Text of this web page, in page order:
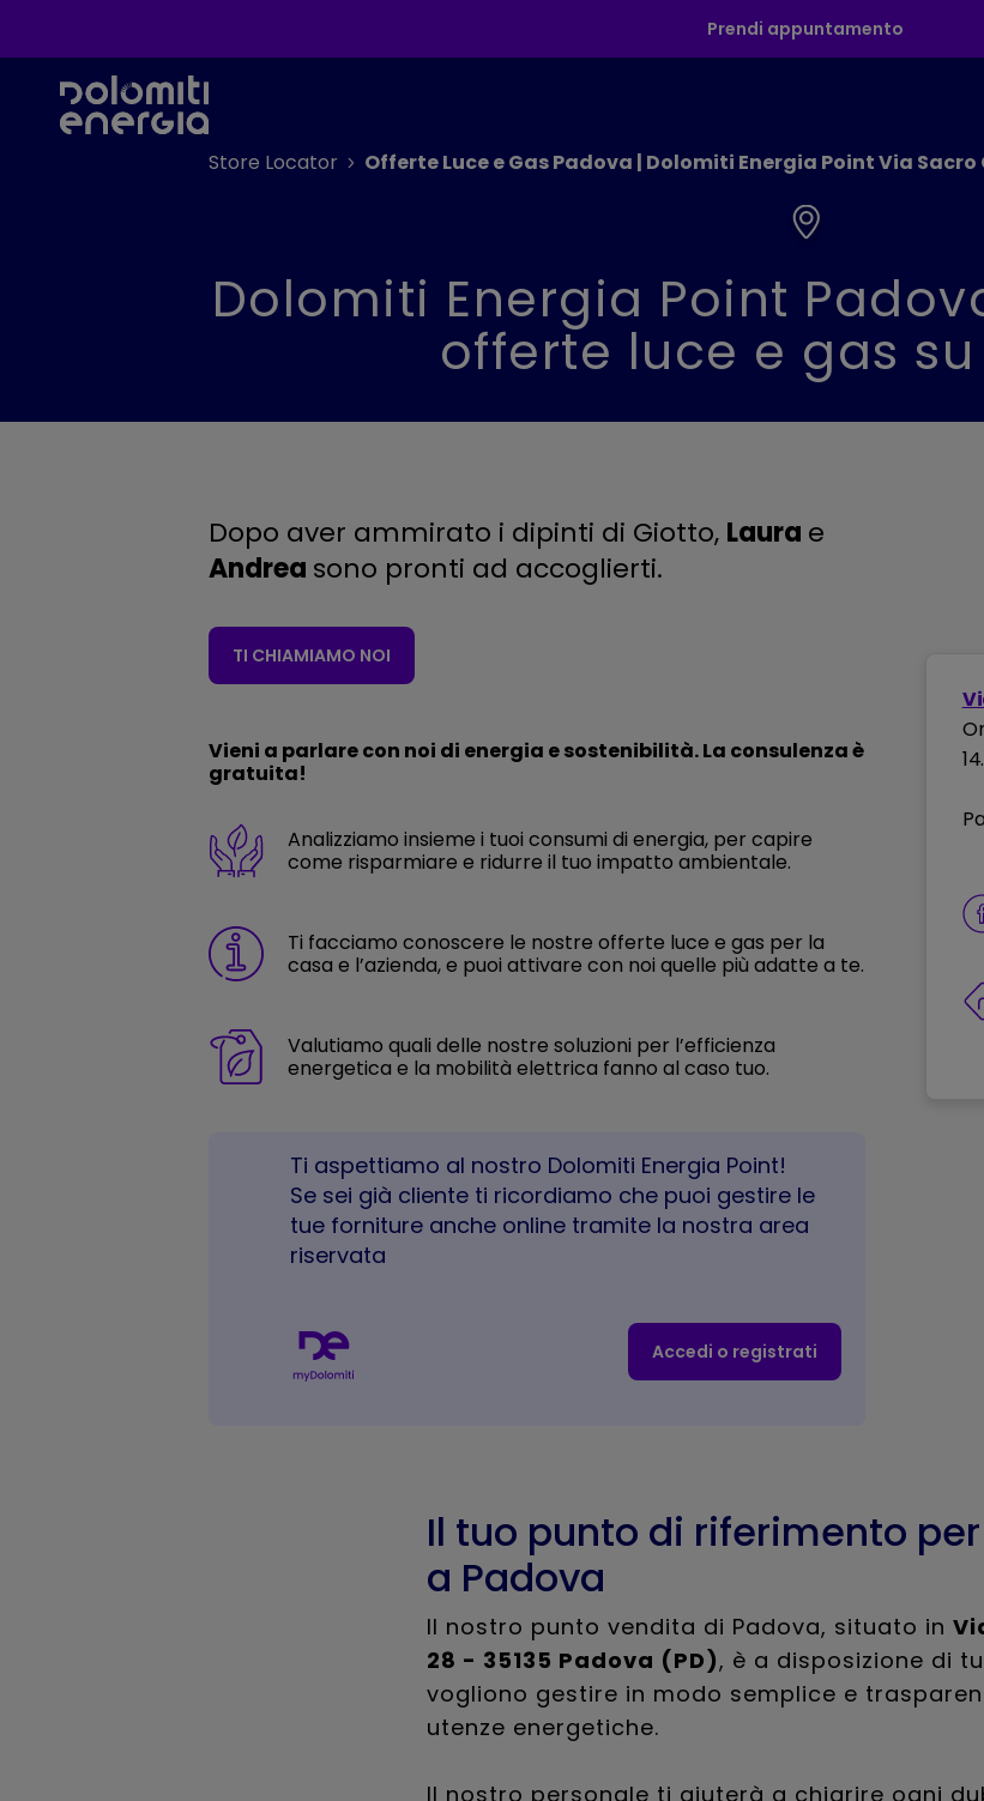
Prendi appuntamento
Store Locator Offerte Luce e Gas Padova | Dolomiti Energia Point Via
Dolomiti Energia Point
offerte luce e gas
Dopo aver ammirato i dipinti di Giotto, Laura e
Andrea sono pronti ad accoglierti.
TI CHIAMIAMO NOI
Vieni a parlare con noi di energia e sostenibilità. La consulenza è
gratuita!
Analizziamo insieme i tuoi consumi di energia, per capire
come risparmiare e ridurre il tuo impatto ambientale.
Ti facciamo conoscere le nostre offerte luce e gas per la
casa e l’azienda, e puoi attivare con noi quelle più adatte a te.
Valutiamo quali delle nostre soluzioni per l’efficienza
energetica e la mobilità elettrica fanno al caso tuo.
Ti aspettiamo al nostro Dolomiti Energia Point!
Se sei già cliente ti ricordiamo che puoi gestire le
tue forniture anche online tramite la nostra area
riservata
Accedi o registrati
Il tuo punto di riferimento
a Padova
Il nostro punto vendita di Padova, situato in
28 - 35135 Padova (PD), è a disposizione di
vogliono gestire in modo semplice e
utenze energetiche.
Il nostro personale ti aiuterà a chiarire ogni